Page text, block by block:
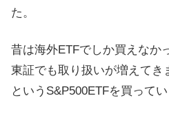
た。
昔は海外ETFでしか買えなか
東証でも取り扱いが増えてき
というS&P500ETFを買ってい